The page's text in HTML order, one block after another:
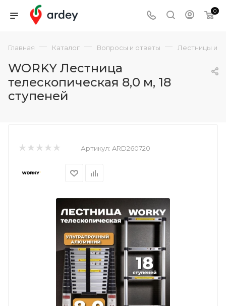
0
Главная — Каталог — Вопросы и ответы — Лестницы и
WORKY Лестница
телескопическая 8,0 м, 18
ступеней
Артикул: ARD260720